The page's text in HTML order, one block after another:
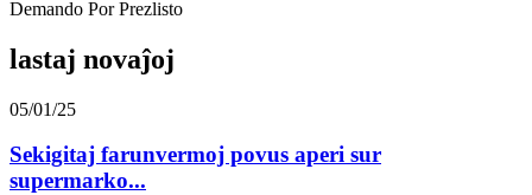
Demando Por Prezlisto
lastaj novaĵoj
05/01/25
Sekigitaj farunvermoj povus aperi sur
supermarko...